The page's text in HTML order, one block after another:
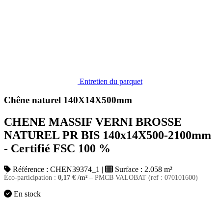
Entretien du parquet
Chêne naturel 140X14X500mm
CHENE MASSIF VERNI BROSSE
NATUREL PR BIS 140x14X500-2100mm
- Certifié FSC 100 %
Référence : CHEN39374_1 | Surface : 2.058 m²
Éco-participation : 0,17 € /m² – PMCB VALOBAT (ref : 070101600)
En stock